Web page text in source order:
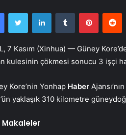
FacebookTwitter LinkedInTumblr Pinterest
7 Kasım (Xinhua) — Güney
kulesinin çökmesi sonucu 3 işçi
Kore’nin Yonhap Haber
yaklaşık 310 kilometre
Makaleler